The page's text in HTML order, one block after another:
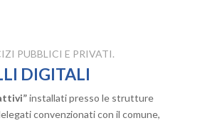
PUBBLICI E PRIVATI.
DIGITALI
installati presso le strutture
convenzionati con il comune,